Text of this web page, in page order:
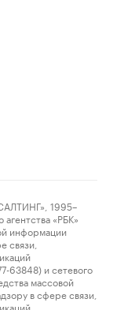
1995–
«РБК»
информации
связи,
63848) и сетевого
массовой
в сфере связи,